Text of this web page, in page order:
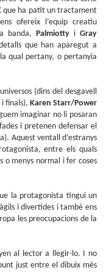
que ha patit un tractament
ofereix l’equip creatiu
banda, PalmiottyiGray
que han aparegut a
qual pertany, o pertanyia
(dins del desgavell
finals), Karen Starr/Power
imaginar no li posaran
i pretenen defensar el
Aquest ventall d’estranys
entre els quals
o menys normal i fer coses
la protagonista tingui un
i divertides i també ens
les preocupacions de la
al lector a llegir-lo. I no
just entre el dibuix més
natural de
per a la